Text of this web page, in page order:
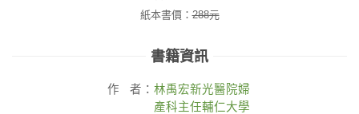
紙本書價：288元
書籍資訊
作 者： 林禹宏新光醫院婦
產科主任輔仁大學